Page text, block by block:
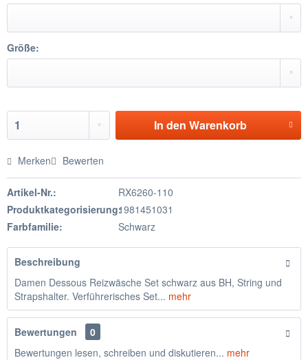
Größe:
In den Warenkorb
Merken Bewerten
Artikel-Nr.:
RX6260-110
Produktkategorisierung:1981451031
Farbfamilie:
Schwarz
Beschreibung
Damen Dessous Reizwäsche Set schwarz aus BH, String und
Strapshalter. Verführerisches Set... mehr
Bewertungen
0
Bewertungen lesen, schreiben und diskutieren... mehr